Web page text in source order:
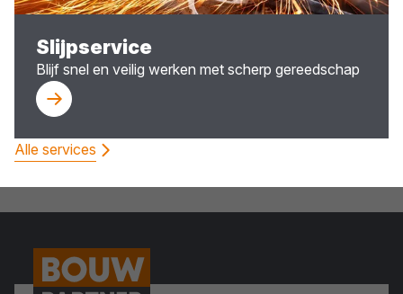
Slijpservice
Blijf snel en veilig werken met scherp gereedschap
Alle services